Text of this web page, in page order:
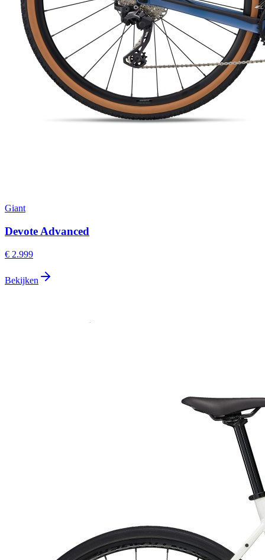
Giant
Devote Advanced
€ 2.999
Bekijken